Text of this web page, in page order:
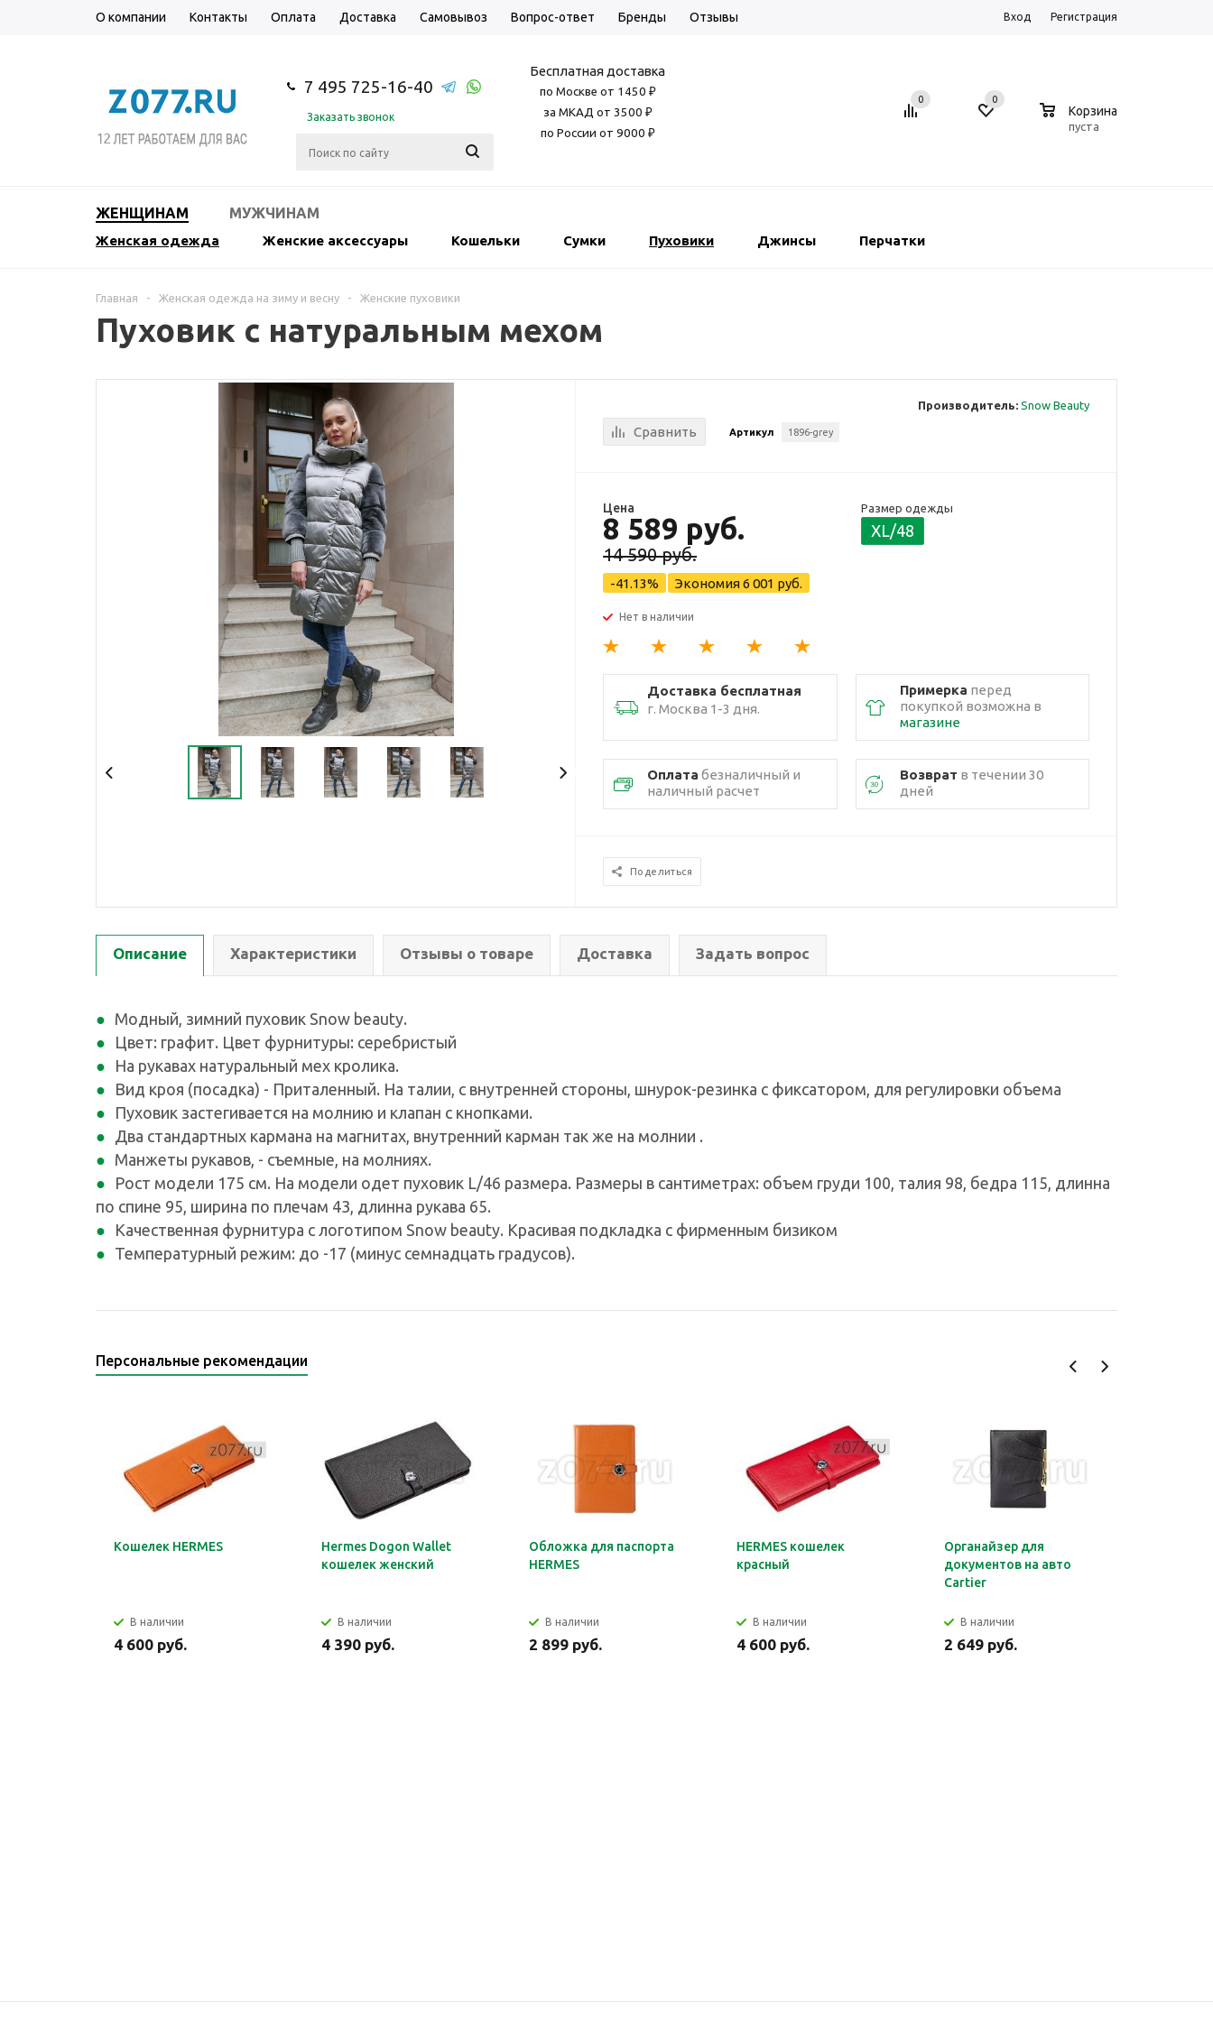
О компании Контакты Оплата Доставка Самовывоз Вопрос-ответ Бренды Отзывы Вход Регистрация
7 495 725-16-40
Заказать звонок
Бесплатная доставка
по Москве от 1450 ₽
за МКАД от 3500 ₽
по России от 9000 ₽
0 0
Корзина
пуста
ЖЕНЩИНАМ МУЖЧИНАМ
Женская одежда Женские аксессуары Кошельки Сумки Пуховики Джинсы Перчатки
Главная - Женская одежда на зиму и весну - Женские пуховики
Пуховик с натуральным мехом
Производитель: Snow Beauty
Сравнить Артикул 1896-grey
Цена
8 589 руб.
14 590 руб.
-41.13% Экономия6 001 руб.
Нет в наличии
Размер одежды
XL/48
Доставка бесплатная
г. Москва 1-3 дня.
Примерка перед
покупкой возможна в
магазине
Оплата безналичный и
наличный расчет
Возврат в течении 30
дней
Поделиться
Описание Характеристики Отзывы о товаре Доставка Задать вопрос
Модный, зимний пуховик Snow beauty.
Цвет: графит. Цвет фурнитуры: серебристый
На рукавах натуральный мех кролика.
Вид кроя (посадка) - Приталенный. На талии, с внутренней стороны, шнурок-резинка с фиксатором, для регулировки объема
Пуховик застегивается на молнию и клапан с кнопками.
Два стандартных кармана на магнитах, внутренний карман так же на молнии .
Манжеты рукавов, - съемные, на молниях.
Рост модели 175 см. На модели одет пуховик L/46 размера. Размеры в сантиметрах: объем груди 100, талия 98, бедра 115, длинна
по спине 95, ширина по плечам 43, длинна рукава 65.
Качественная фурнитура с логотипом Snow beauty. Красивая подкладка с фирменным бизиком
Температурный режим: до -17 (минус семнадцать градусов).
Персональные рекомендации
Кошелек HERMES
В наличии
4 600 руб.
Hermes Dogon Wallet
кошелек женский
В наличии
4 390 руб.
Обложка для паспорта
HERMES
В наличии
2 899 руб.
HERMES кошелек
красный
В наличии
4 600 руб.
Органайзер для
документов на авто
Cartier
В наличии
2 649 руб.